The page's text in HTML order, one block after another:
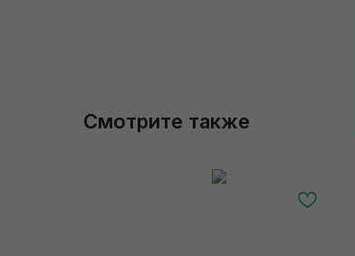
Смотрите также